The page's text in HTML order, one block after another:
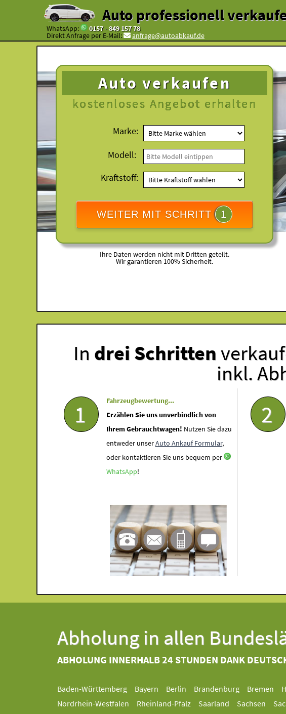
Auto professionell
WhatsApp: 0157 - 849 157 78
Direkt Anfrage per E-Mail: anfrage@autoabkauf.de
Auto verkaufen
kostenloses Angebot erhalten
Marke:
Modell:
Kraftstoff:
WEITER MIT SCHRITT 1
Ihre Daten werden nicht mit Dritten geteilt.
Wir garantieren 100% Sicherheit.
In drei Schritten
inkl.
1
Fahrzeugbewertung...
Erzählen Sie uns unverbindlich von
Ihrem Gebrauchtwagen! Nutzen Sie dazu
entweder unserAuto Ankauf Formular,
oder kontaktieren Sie uns bequem per
WhatsApp!
2
Abholung in allen
ABHOLUNG INNERHALB 24 STUNDEN DANK
Baden-Württemberg Bayern Berlin Brandenburg Bremen
Nordrhein-Westfalen
Rheinland-Pfalz Saarland Sachsen